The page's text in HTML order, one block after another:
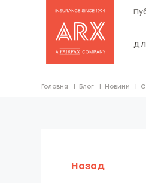
Головна Блог Новини
Назад